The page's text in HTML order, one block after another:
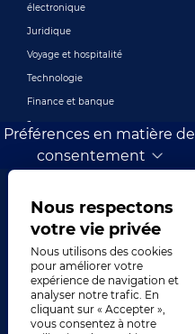
électronique
Juridique
Voyage et hospitalité
Technologie
Finance et banque
Jeux
Divertissement
Marketing numérique et publicité
À PROPOS
Notre compagnie
Direction
Histoire
Préférences en matière de
consentement
Nous respectons
votre vie privée
Nous utilisons des cookies
pour améliorer votre
expérience de navigation et
analyser notre trafic. En
cliquant sur « Accepter »,
vous consentez à notre